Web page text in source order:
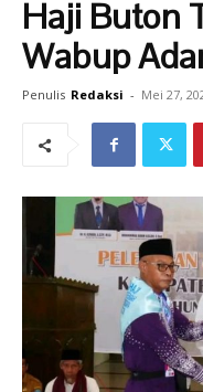
Haji Buton
Wabup
Penulis Redaksi - Mei 27,